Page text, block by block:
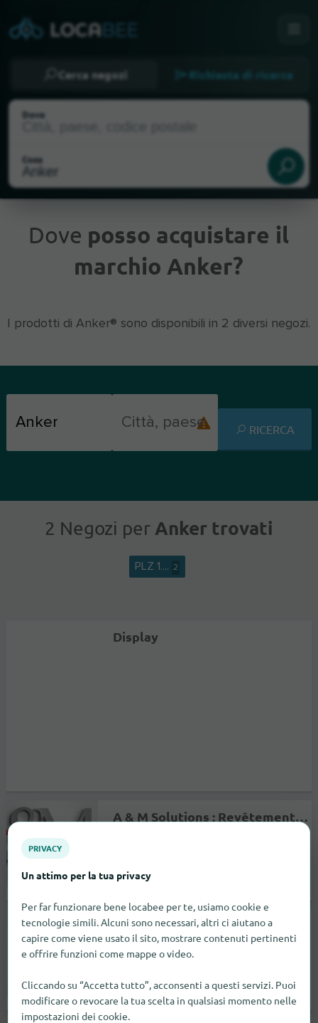
Cerca negozi Richiesta di ricerca
Dove
Cosa
Posizione attuale
Dove posso acquistare il
marchio Anker?
I prodotti di Anker® sono disponibili in 2 diversi negozi.
RICERCA
2 Negozi perAnker trovati
PLZ 1.... 2
Display
A & M Solutions : Revêtements de sols à Genève
aperto fino a 17:00 |
Chemin des Coquelicots 15-17
1214 Vernier
aperto fino a 17:00 |
Commerciante
specializzato in costruzioni
PRIVACY
Un attimo per la tua privacy
Per far funzionare bene locabee per te, usiamo cookie e
tecnologie simili. Alcuni sono necessari, altri ci aiutano a
capire come viene usato il sito, mostrare contenuti pertinenti
e offrire funzioni come mappe o video.
Cliccando su “Accetta tutto”, acconsenti a questi servizi. Puoi
modificare o revocare la tua scelta in qualsiasi momento nelle
impostazioni dei cookie.